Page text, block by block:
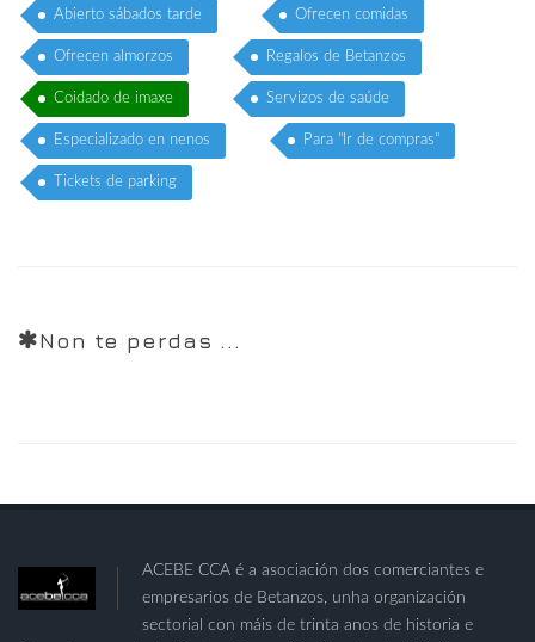
Abierto sábados tarde Ofrecen comidas
Ofrecen almorzos Regalos de Betanzos
Coidado de imaxe Servizos de saúde
Especializado en nenos Para "Ir de compras"
Tickets de parking
Non te perdas ...
ACEBE CCA é a asociación dos comerciantes e
empresarios de Betanzos, unha organización
sectorial con máis de trinta anos de historia e